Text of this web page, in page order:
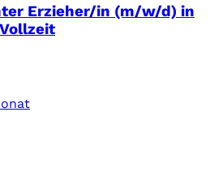
Erzieher/in (m/w/d) in